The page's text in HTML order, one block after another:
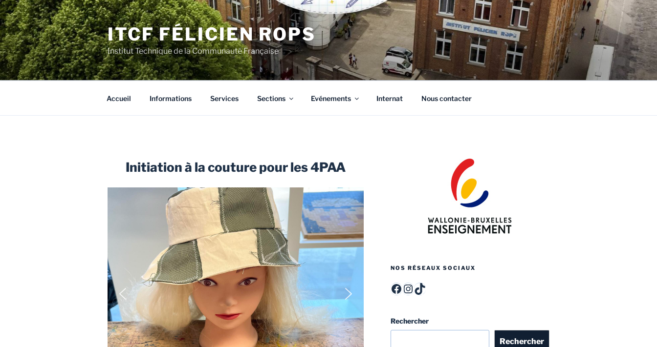
Aller
au
contenu
principal
ITCF FÉLICIEN ROPS
Institut Technique de la Communauté Française
Accueil Informations Services Sections Evénements Internat Nous contacter
Initiation à la couture pour les 4PAA
NOS RÉSEAUX SOCIAUX
ITCF Félicien Rops - Officiel - itcffr
itcffr
Rechercher
Rechercher